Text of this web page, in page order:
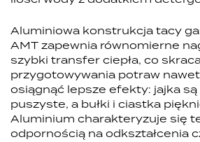
Aluminiowa konstrukcja tacy
AMT zapewnia równomierne
szybki transfer ciepła, co
przygotowywania potraw
osiągnąć lepsze efekty: jajka są
puszyste, a bułki i ciastka
Aluminium charakteryzuje się
odpornością na odkształcenia